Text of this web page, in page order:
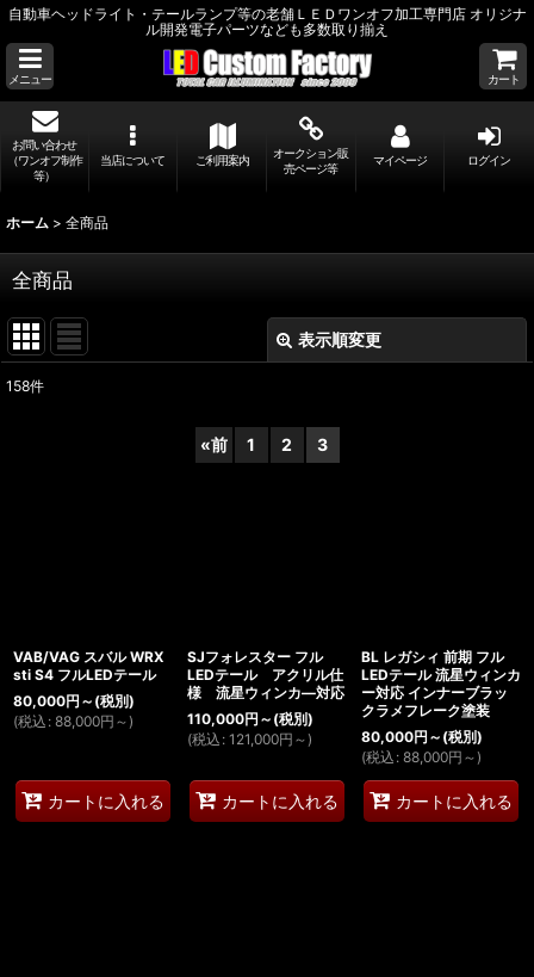
自動車ヘッドライト・テールランプ等の老舗ＬＥＤワンオフ加工専門店 オリジナ
ル開発電子パーツなども多数取り揃え
メニュー カート
お問い合わせ
（ワンオフ制作
等）
当店について ご利用案内
オークション販
売ページ等
マイページ ログイン
ホーム > 全商品
全商品
表示順変更
158件
«前 1 2 3
VAB/VAG スバル WRX
sti S4 フルLEDテール
80,000円 ～ (税別)
(税込 : 88,000円 ～)
カートに入れる
SJフォレスター フル
LEDテール アクリル仕
様 流星ウィンカ―対応
110,000円 ～ (税別)
(税込 : 121,000円 ～)
カートに入れる
BL レガシィ 前期 フル
LEDテール 流星ウィンカ
ー対応 インナーブラッ
クラメフレーク塗装
80,000円 ～ (税別)
(税込 : 88,000円 ～)
カートに入れる